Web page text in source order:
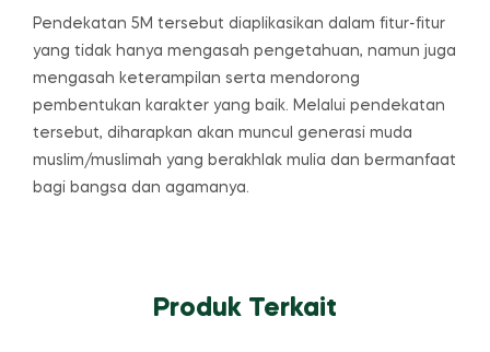
Pendekatan 5M tersebut diaplikasikan dalam fitur-fitur
yang tidak hanya mengasah pengetahuan, namun juga
mengasah keterampilan serta mendorong
pembentukan karakter yang baik. Melalui pendekatan
tersebut, diharapkan akan muncul generasi muda
muslim/muslimah yang berakhlak mulia dan bermanfaat
bagi bangsa dan agamanya.
Produk Terkait